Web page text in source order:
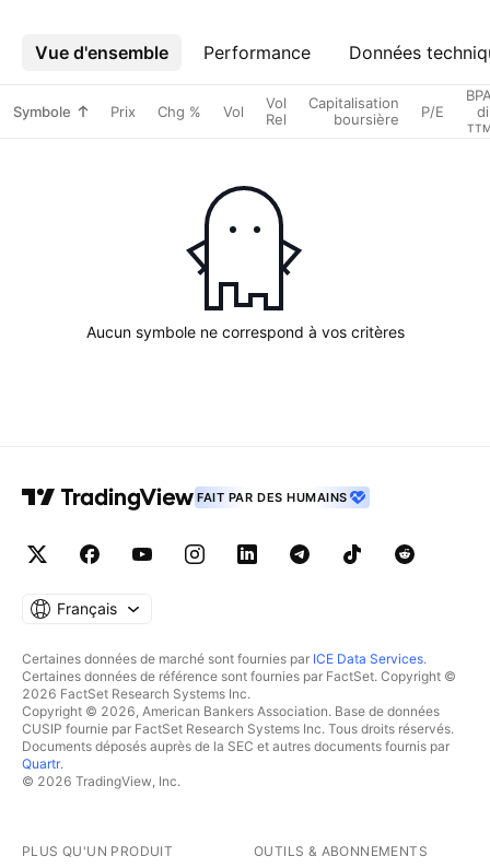
Vue d'ensemble Performance Données
Plus
Symbole Prix Chg % Vol
Vol
Rel
Capitalisation
boursière
P/E
Aucun symbole ne correspond à vos critères
FAIT PAR DES HUMAINS
Français
Certaines données de marché sont fournies par ICE Data Services.
Certaines données de référence sont fournies par FactSet. Copyright ©
2026 FactSet Research Systems Inc.
Copyright © 2026, American Bankers Association. Base de données
CUSIP fournie par FactSet Research Systems Inc. Tous droits réservés.
Documents déposés auprès de la SEC et autres documents fournis par
Quartr.
© 2026 TradingView, Inc.
PLUS QU'UN PRODUIT OUTILS & ABONNEMENTS